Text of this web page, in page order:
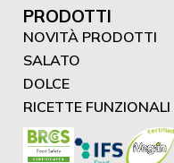
PRODOTTI
NOVITÀ PRODOTTI
SALATO
DOLCE
RICETTE FUNZIONALI